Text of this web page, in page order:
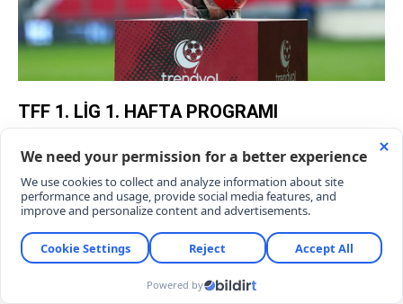
TFF 1. LİG 1. HAFTA PROGRAMI
TRT Spor ve Tabii platformu üzerinden şifresiz
olarak ekranlara gelecek olan, TFF 1. Lig'de 1.
haftanın maç takvimi şu şekilde belirlendi:
08 Ağustos 2026 17:00:Bandırmaspor –
İstanbulspor A.Ş.
08 Ağustos 2026 19:00:Emevim Ümraniyespor